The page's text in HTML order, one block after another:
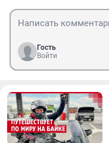
Гость
Войти